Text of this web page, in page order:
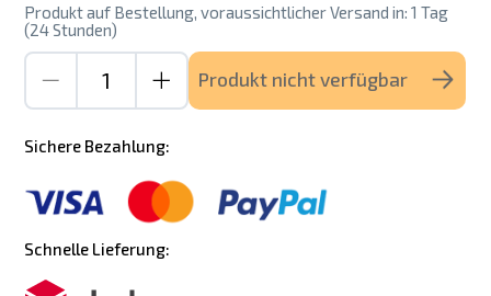
Produkt auf Bestellung, voraussichtlicher Versand in: 1 Tag
(24 Stunden)
Produkt nicht verfügbar
Sichere Bezahlung:
Schnelle Lieferung: